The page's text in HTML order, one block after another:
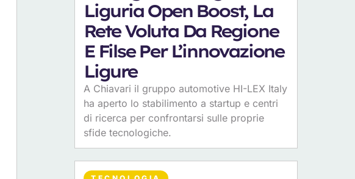
Liguria Open Boost, La
Rete Voluta Da Regione
E Filse Per L’innovazione
Ligure
A Chiavari il gruppo automotive HI-LEX Italy
ha aperto lo stabilimento a startup e centri
di ricerca per confrontarsi sulle proprie
sfide tecnologiche.